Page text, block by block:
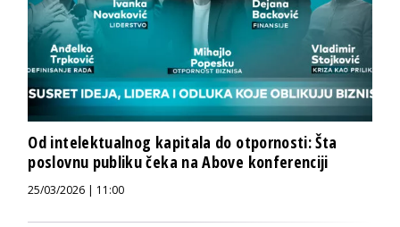
Od intelektualnog kapitala do otpornosti: Šta
poslovnu publiku čeka na Above konferenciji
25/03/2026 | 11:00